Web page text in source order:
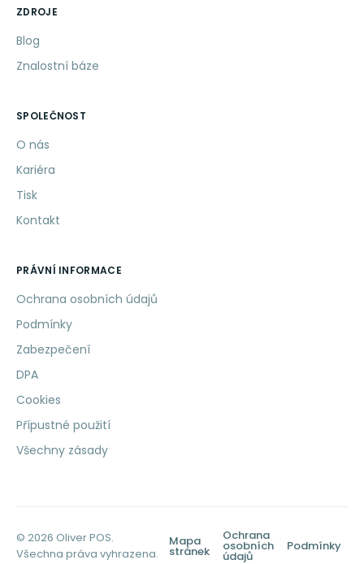
ZDROJE
Blog
Znalostní báze
SPOLEČNOST
O nás
Kariéra
Tisk
Kontakt
PRÁVNÍ INFORMACE
Ochrana osobních údajů
Podmínky
Zabezpečení
DPA
Cookies
Přípustné použití
Všechny zásady
© 2026 Oliver POS.
Všechna práva vyhrazena.
Mapa
stránek
Ochrana
osobních
údajů
Podmínky